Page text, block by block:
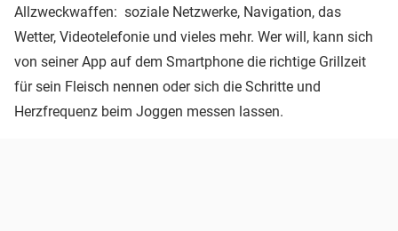
Allzweckwaffen: soziale Netzwerke, Navigation, das
Wetter, Videotelefonie und vieles mehr. Wer will, kann sich
von seiner App auf dem Smartphone die richtige Grillzeit
für sein Fleisch nennen oder sich die Schritte und
Herzfrequenz beim Joggen messen lassen.